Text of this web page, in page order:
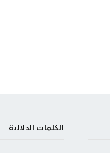
الكلمات الدلالية